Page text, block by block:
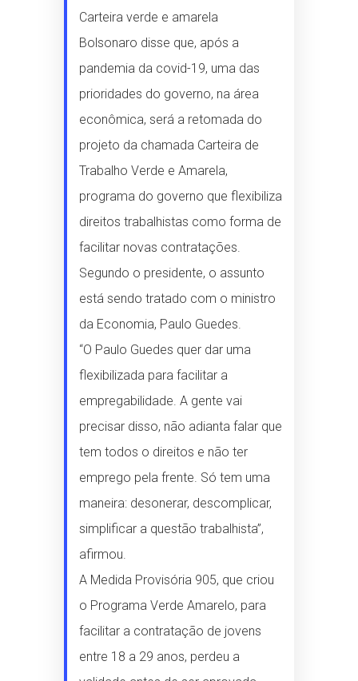
Carteira verde e amarela
Bolsonaro disse que, após a
pandemia da covid-19, uma das
prioridades do governo, na área
econômica, será a retomada do
projeto da chamada Carteira de
Trabalho Verde e Amarela,
programa do governo que flexibiliza
direitos trabalhistas como forma de
facilitar novas contratações.
Segundo o presidente, o assunto
está sendo tratado com o ministro
da Economia, Paulo Guedes.
“O Paulo Guedes quer dar uma
flexibilizada para facilitar a
empregabilidade. A gente vai
precisar disso, não adianta falar que
tem todos o direitos e não ter
emprego pela frente. Só tem uma
maneira: desonerar, descomplicar,
simplificar a questão trabalhista”,
afirmou.
A Medida Provisória 905, que criou
o Programa Verde Amarelo, para
facilitar a contratação de jovens
entre 18 a 29 anos, perdeu a